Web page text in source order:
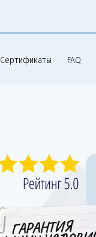
Сертификаты FAQ